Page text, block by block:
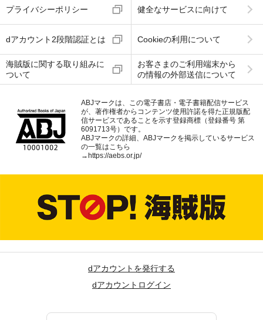
プライバシーポリシー 健全なサービスに向けて
dアカウント2段階認証とは Cookieの利用について
海賊版に関する取り組みに
ついて
お客さまのご利用端末から
の情報の外部送信について
ABJマークは、この電子書店・電子書籍配信サービス
が、著作権者からコンテンツ使用許諾を得た正規版配
信サービスであることを示す登録商標（登録番号 第
6091713号）です。
ABJマークの詳細、ABJマークを掲示しているサービス
の一覧はこちら
→ https://aebs.or.jp/
dアカウントを発行する
dアカウントログイン